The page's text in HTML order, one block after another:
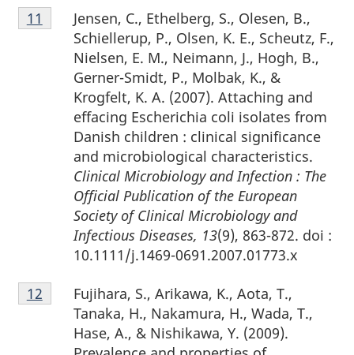
Notes
de
Jensen, C., Ethelberg, S., Olesen, B.,
Schiellerup, P., Olsen, K. E., Scheutz, F.,
Nielsen, E. M., Neimann, J., Hogh, B.,
Gerner-Smidt, P., Molbak, K., &
Krogfelt, K. A. (2007). Attaching and
effacing Escherichia coli isolates from
Danish children : clinical significance
and microbiological characteristics.
Clinical Microbiology and Infection : The
Official Publication of the European
Society of Clinical Microbiology and
Infectious Diseases, 13(9), 863-872. doi :
10.1111/j.1469-0691.2007.01773.x
Retour à la référence de la note de bas de page
11
Notes
de
Fujihara, S., Arikawa, K., Aota, T.,
Tanaka, H., Nakamura, H., Wada, T.,
Hase, A., & Nishikawa, Y. (2009).
Retour à la référence de la note de bas de page
12